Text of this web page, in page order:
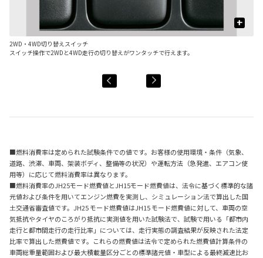
+
2WD・4WD切り替えスイッチ
スイッチ操作で2WDと4WD走行の切り替えがワンタッチで行えます。
■燃料消費率は定められた試験条件での値です。お客様の使用環境・条件（気象、
道路、渋滞、車両、架装ボディ、整備等の状況）や運転方法（急発進、エアコン使
用等）に応じて燃料消費率は異なります。
■燃料消費率のJH25モード燃費値とJH15モード燃費値は、法令に基づく標準的な諸
元値および条件を用いてエンジン燃費を実測し、シミュレーション法で算出した国
土交通省審査値です。JH25 モード燃費値はJH15 モード燃費値に対して、車両の空
気抵抗やタイヤのころがり抵抗に実測値を用いた試験法で、試験で用いる「都市内
走行と都市間走行の走行比率」については、走行実態の調査結果が反映された法定
比率で算出した燃費値です。これらの燃費値は法令で定められた燃費値計算条件の
車両総重量範囲および最大積載量区分ごとの標準諸元値・車型による最終減速比お